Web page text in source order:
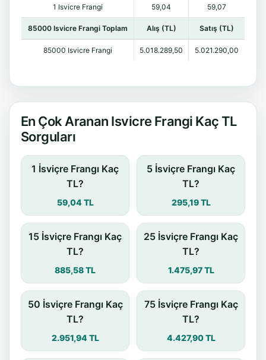
1 Isvicre Frangi 59,04 59,07
85000 Isvicre Frangi Toplam Alış (TL) Satış (TL)
85000 Isvicre Frangi 5.018.289,50 5.021.290,00
En Çok Aranan Isvicre Frangi Kaç TL
Sorguları
1 İsviçre Frangı Kaç
TL?
59,04 TL
5 İsviçre Frangı Kaç
TL?
295,19 TL
15 İsviçre Frangı Kaç
TL?
885,58 TL
25 İsviçre Frangı Kaç
TL?
1.475,97 TL
50 İsviçre Frangı Kaç
TL?
2.951,94 TL
75 İsviçre Frangı Kaç
TL?
4.427,90 TL